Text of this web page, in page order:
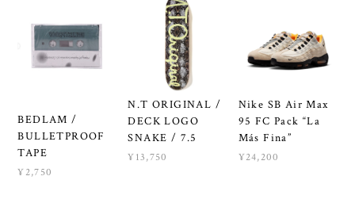
BEDLAM /
BULLETPROOF
TAPE
¥2,750
N.T ORIGINAL /
DECK LOGO
SNAKE / 7.5
¥13,750
Nike SB Air Max
95 FC Pack “La
Más Fina”
¥24,200